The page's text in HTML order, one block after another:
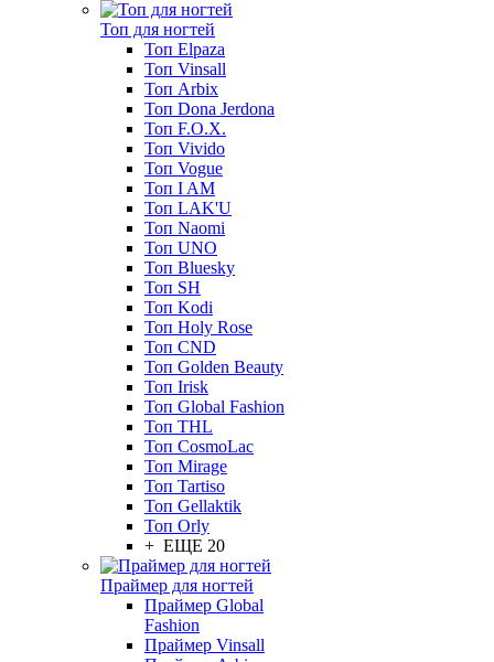
Топ для ногтей
Топ Elpaza
Топ Vinsall
Топ Arbix
Топ Dona Jerdona
Топ F.O.X.
Топ Vivido
Топ Vogue
Топ I AM
Топ LAK'U
Топ Naomi
Топ UNO
Топ Bluesky
Топ SH
Топ Kodi
Топ Holy Rose
Топ CND
Топ Golden Beauty
Топ Irisk
Топ Global Fashion
Топ THL
Топ CosmoLac
Топ Mirage
Топ Tartiso
Топ Gellaktik
Топ Orly
+ ЕЩЕ 20
Праймер для ногтей
Праймер Global
Fashion
Праймер Vinsall